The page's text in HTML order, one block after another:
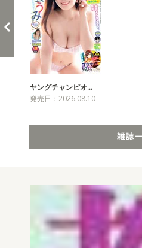
ヤングチャンピオ…
発売日：2026.08.10